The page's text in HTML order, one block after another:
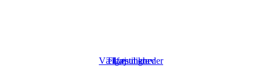
Tilføj til kurv
Læs mere
Vælg muligheder